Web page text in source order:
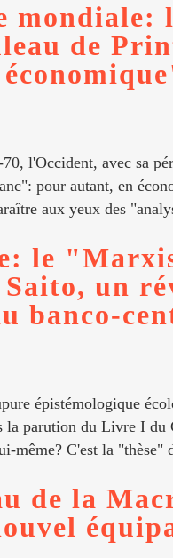
mondiale:
de
70, l'Occident, avec sa
pour autant, en
aux yeux des
le
un
banco-
épistémologique
la parution du Livre I
même? C'est la "thèse"
de la